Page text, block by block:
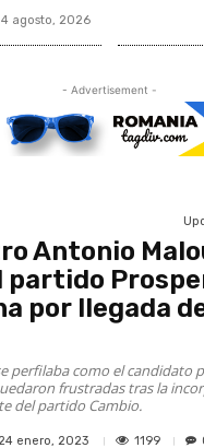
4 agosto, 2026
- Advertisement -